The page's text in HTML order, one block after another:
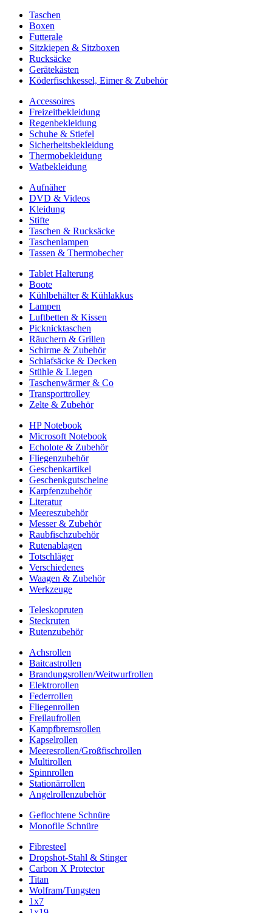
Taschen
Boxen
Futterale
Sitzkiepen & Sitzboxen
Rucksäcke
Gerätekästen
Köderfischkessel, Eimer & Zubehör
Accessoires
Freizeitbekleidung
Regenbekleidung
Schuhe & Stiefel
Sicherheitsbekleidung
Thermobekleidung
Watbekleidung
Aufnäher
DVD & Videos
Kleidung
Stifte
Taschen & Rucksäcke
Taschenlampen
Tassen & Thermobecher
Tablet Halterung
Boote
Kühlbehälter & Kühlakkus
Lampen
Luftbetten & Kissen
Picknicktaschen
Räuchern & Grillen
Schirme & Zubehör
Schlafsäcke & Decken
Stühle & Liegen
Taschenwärmer & Co
Transporttrolley
Zelte & Zubehör
HP Notebook
Microsoft Notebook
Echolote & Zubehör
Fliegenzubehör
Geschenkartikel
Geschenkgutscheine
Karpfenzubehör
Literatur
Meereszubehör
Messer & Zubehör
Raubfischzubehör
Rutenablagen
Totschläger
Verschiedenes
Waagen & Zubehör
Werkzeuge
Teleskopruten
Steckruten
Rutenzubehör
Achsrollen
Baitcastrollen
Brandungsrollen/Weitwurfrollen
Elektrorollen
Federrollen
Fliegenrollen
Freilaufrollen
Kampfbremsrollen
Kapselrollen
Meeresrollen/Großfischrollen
Multirollen
Spinnrollen
Stationärrollen
Angelrollenzubehör
Geflochtene Schnüre
Monofile Schnüre
Fibresteel
Dropshot-Stahl & Stinger
Carbon X Protector
Titan
Wolfram/Tungsten
1x7